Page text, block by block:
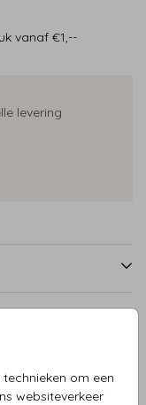
om een
websiteverkeer
vanaf €1,--
levering